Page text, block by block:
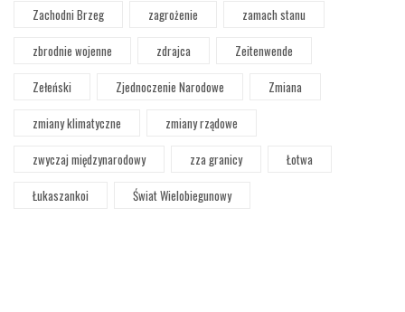
Zachodni Brzeg
zagrożenie
zamach stanu
zbrodnie wojenne
zdrajca
Zeitenwende
Zełeński
Zjednoczenie Narodowe
Zmiana
zmiany klimatyczne
zmiany rządowe
zwyczaj międzynarodowy
zza granicy
Łotwa
Łukaszankoi
Świat Wielobiegunowy